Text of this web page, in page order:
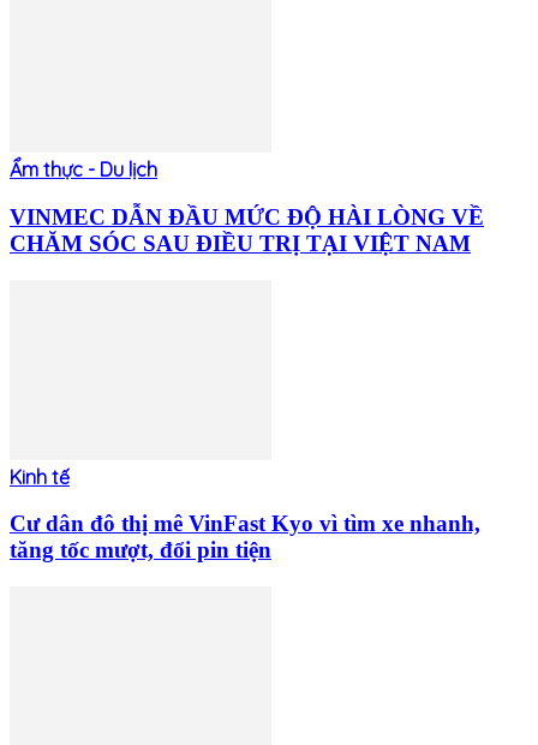
Ẩm thực - Du lịch
VINMEC DẪN ĐẦU MỨC ĐỘ HÀI LÒNG VỀ
CHĂM SÓC SAU ĐIỀU TRỊ TẠI VIỆT NAM
Kinh tế
Cư dân đô thị mê VinFast Kyo vì tìm xe nhanh,
tăng tốc mượt, đổi pin tiện